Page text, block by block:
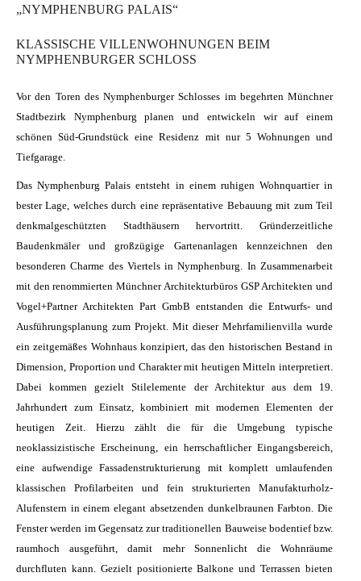
„NYMPHENBURG PALAIS“
KLASSISCHE VILLENWOHNUNGEN BEIM
NYMPHENBURGER SCHLOSS
Vor den Toren des Nymphenburger Schlosses im begehrten Münchner
Stadtbezirk Nymphenburg planen und entwickeln wir auf einem
schönen Süd-Grundstück eine Residenz mit nur 5 Wohnungen und
Tiefgarage.
Das Nymphenburg Palais entsteht in einem ruhigen Wohnquartier in
bester Lage, welches durch eine repräsentative Bebauung mit zum Teil
denkmalgeschützten Stadthäusern hervortritt. Gründerzeitliche
Baudenkmäler und großzügige Gartenanlagen kennzeichnen den
besonderen Charme des Viertels in Nymphenburg. In Zusammenarbeit
mit den renommierten Münchner Architekturbüros GSP Architekten und
Vogel+Partner Architekten Part GmbB entstanden die Entwurfs- und
Ausführungsplanung zum Projekt. Mit dieser Mehrfamilienvilla wurde
ein zeitgemäßes Wohnhaus konzipiert, das den historischen Bestand in
Dimension, Proportion und Charakter mit heutigen Mitteln interpretiert.
Dabei kommen gezielt Stilelemente der Architektur aus dem 19.
Jahrhundert zum Einsatz, kombiniert mit modernen Elementen der
heutigen Zeit. Hierzu zählt die für die Umgebung typische
neoklassizistische Erscheinung, ein herrschaftlicher Eingangsbereich,
eine aufwendige Fassadenstrukturierung mit komplett umlaufenden
klassischen Profilarbeiten und fein strukturierten Manufakturholz-
Alufenstern in einem elegant absetzenden dunkelbraunen Farbton. Die
Fenster werden im Gegensatz zur traditionellen Bauweise bodentief bzw.
raumhoch ausgeführt, damit mehr Sonnenlicht die Wohnräume
durchfluten kann. Gezielt positionierte Balkone und Terrassen bieten
NEWSLETTER
Erhalten Sie exklusive Einblicke zu unseren neuen Immobilien
und den aktuellsten Neuigkeiten der Hübner
Vermögensverwaltung GmbH
Aktivierungslink in der E-Mail, die wir Ihnen nachfolgend
zusenden.
Anmelden